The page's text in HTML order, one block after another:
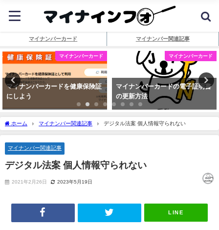
マイナンバーカード マイナンバー関連記事
マイナンバーカード
マイナンバーカードを健康保険証
にしよう
マイナンバーカード
マイナンバーカードの電子証明書
の更新方法
ホーム マイナンバー関連記事 デジタル法案 個人情報守られない
マイナンバー関連記事
デジタル法案 個人情報守られない
2021年2月26日 2023年5月19日
LINE